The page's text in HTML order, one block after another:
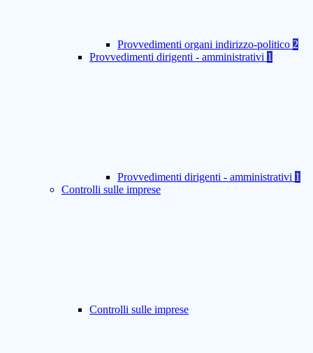
Provvedimenti organi indirizzo-politico 2
Provvedimenti dirigenti - amministrativi 1
Provvedimenti dirigenti - amministrativi 1
Controlli sulle imprese
Controlli sulle imprese